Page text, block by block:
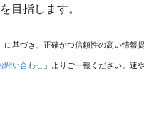
目指します。
」に基づき、正確かつ信頼性の高い情報
問い合わせ 」よりご一報ください。速